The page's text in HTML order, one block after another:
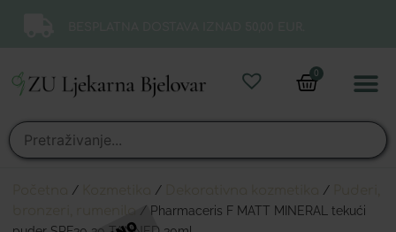
0
/ / /
/ Pharmaceris F MATT MINERAL tekući